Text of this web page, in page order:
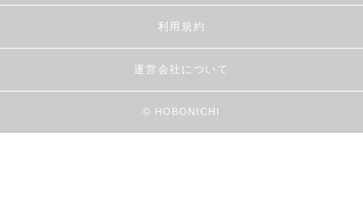
利用規約
運営会社について
© HOBONICHI